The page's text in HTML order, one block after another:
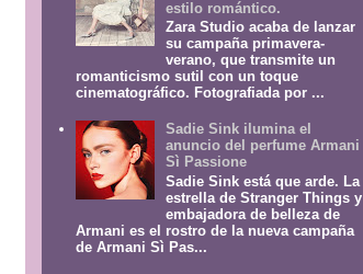
estilo romántico.
Zara Studio acaba de lanzar
su campaña primavera-
verano, que transmite un
romanticismo sutil con un toque
cinematográfico. Fotografiada por ...
Sadie Sink ilumina el
anuncio del perfume Armani
Sì Passione
Sadie Sink está que arde. La
estrella de Stranger Things y
embajadora de belleza de
Armani es el rostro de la nueva campaña
de Armani Sì Pas...